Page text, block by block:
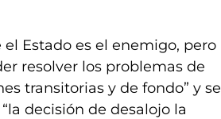
Estado es el enemigo, pero
resolver los problemas de
transitorias y de fondo” y se
decisión de desalojo la